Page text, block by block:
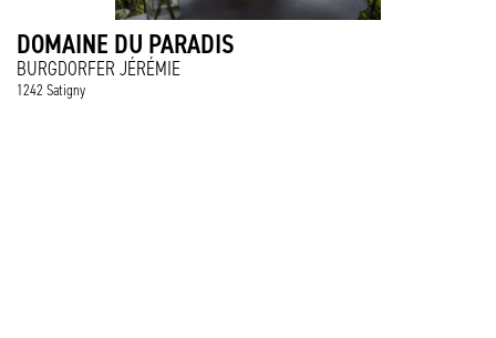
DOMAINE DU PARADIS
BURGDORFER JÉRÉMIE
1242 Satigny